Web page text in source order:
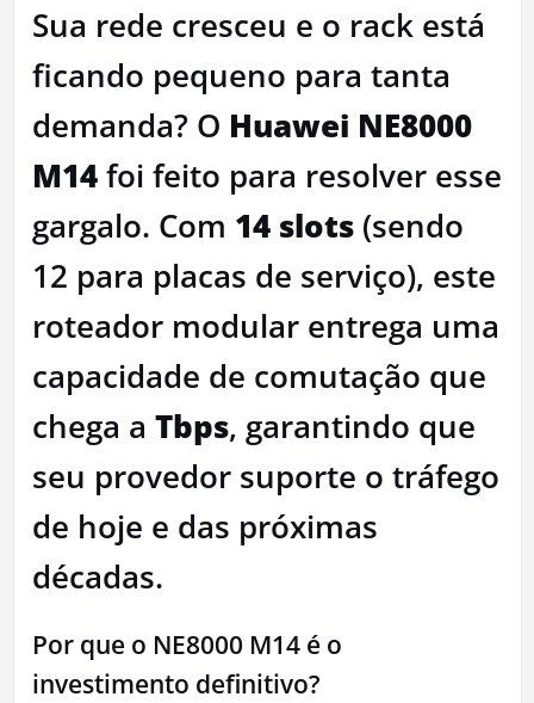
Sua rede cresceu e o rack está
ficando pequeno para tanta
demanda? O Huawei NE8000
M14foi feito para resolver esse
gargalo. Com 14 slots(sendo
12 para placas de serviço), este
roteador modular entrega uma
capacidade de comutação que
chega a Tbps, garantindo que
seu provedor suporte o tráfego
de hoje e das próximas
décadas.
Por que o NE8000 M14 é o
investimento definitivo?